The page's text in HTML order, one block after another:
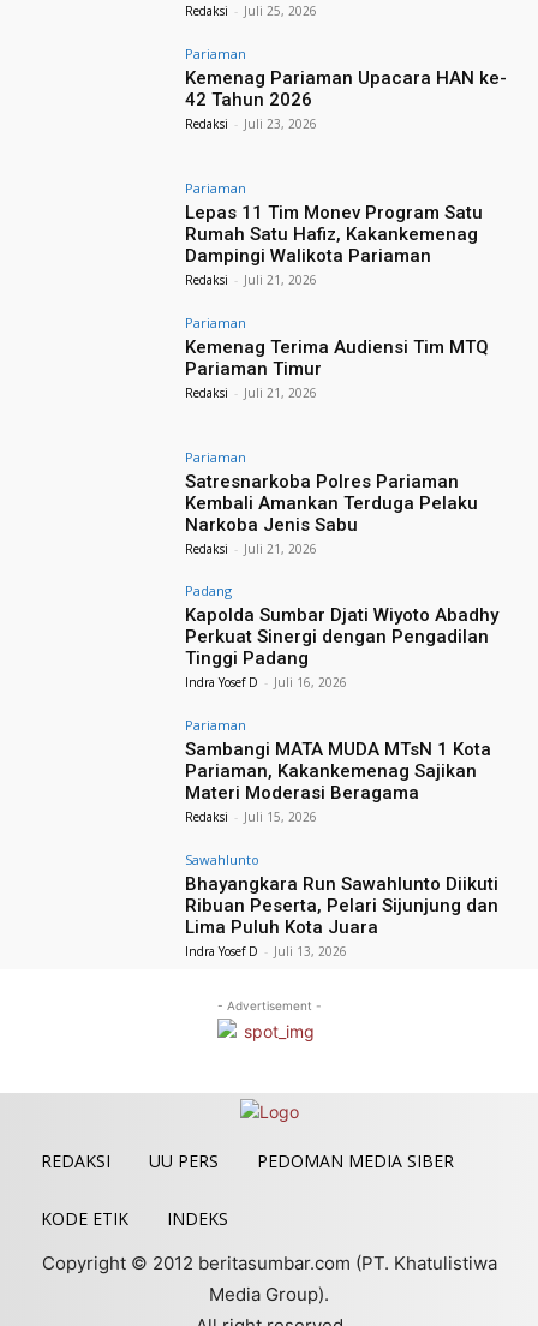
Redaksi - Juli 25, 2026
Pariaman
Kemenag Pariaman Upacara HAN ke-
42 Tahun 2026
Redaksi - Juli 23, 2026
Pariaman
Lepas 11 Tim Monev Program Satu
Rumah Satu Hafiz, Kakankemenag
Dampingi Walikota Pariaman
Redaksi - Juli 21, 2026
Pariaman
Kemenag Terima Audiensi Tim MTQ
Pariaman Timur
Redaksi - Juli 21, 2026
Pariaman
Satresnarkoba Polres Pariaman
Kembali Amankan Terduga Pelaku
Narkoba Jenis Sabu
Redaksi - Juli 21, 2026
Padang
Kapolda Sumbar Djati Wiyoto Abadhy
Perkuat Sinergi dengan Pengadilan
Tinggi Padang
Indra Yosef D - Juli 16, 2026
Pariaman
Sambangi MATA MUDA MTsN 1 Kota
Pariaman, Kakankemenag Sajikan
Materi Moderasi Beragama
Redaksi - Juli 15, 2026
Sawahlunto
Bhayangkara Run Sawahlunto Diikuti
Ribuan Peserta, Pelari Sijunjung dan
Lima Puluh Kota Juara
Indra Yosef D - Juli 13, 2026
- Advertisement -
REDAKSI UU PERS PEDOMAN MEDIA SIBER
KODE ETIK
INDEKS
Copyright © 2012 beritasumbar.com (PT. Khatulistiwa
Media Group).